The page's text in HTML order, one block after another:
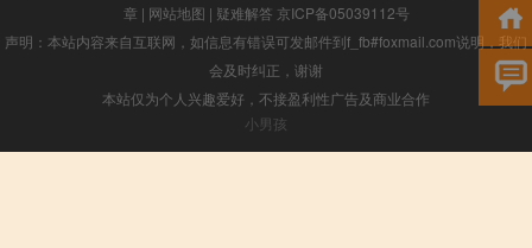
章 | 网站地图 | 疑难解答 京ICP备05039112号
声明：本站内容来自互联网，如信息有错误可发邮件到f_fb#foxmail.com说明，我们
会及时纠正，谢谢
本站仅为个人兴趣爱好，不接盈利性广告及商业合作
小男孩